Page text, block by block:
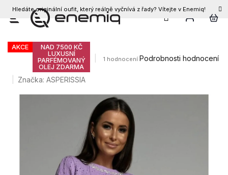
Přejít
Hledáte originální oufit, který reálně vyčnívá z řady? Vítejte v Enemiq!
CZK
Dámský svetr NONA
AKCE
NAD 7500 KČ
LUXUSNÍ
PARFÉMOVANÝ
OLEJ ZDARMA
Průměrné
5,0
5
hvězdiček.
1 hodnocení Podrobnosti hodnocení
Značka:ASPERISSIA